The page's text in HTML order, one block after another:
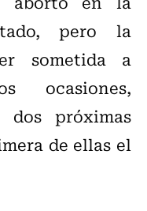
pero la
sometida a
ocasiones,
próximas
de ellas el